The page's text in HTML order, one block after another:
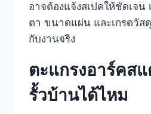
อาจต้องแจ้งสเปคให้ชัดเจ
ตา ขนาดแผ่น และเกรดวัส
กับงานจริง
ตะแกรงอาร์คส
รั้วบ้านได้ไหม